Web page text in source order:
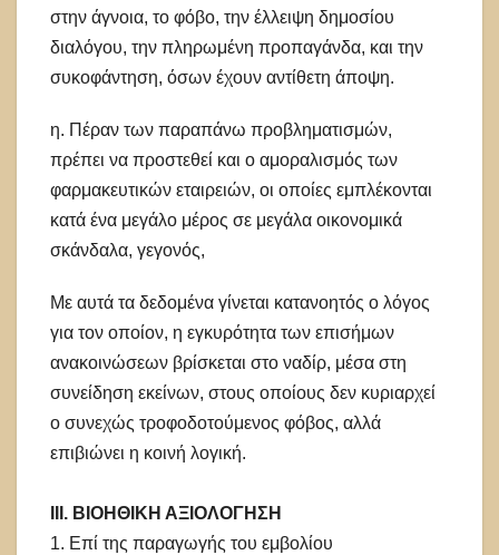
στην άγνοια, το φόβο, την έλλειψη δημοσίου
διαλόγου, την πληρωμένη προπαγάνδα, και την
συκοφάντηση, όσων έχουν αντίθετη άποψη.
η. Πέραν των παραπάνω προβληματισμών,
πρέπει να προστεθεί και ο αμοραλισμός των
φαρμακευτικών εταιρειών, οι οποίες εμπλέκονται
κατά ένα μεγάλο μέρος σε μεγάλα οικονομικά
σκάνδαλα, γεγονός,
Με αυτά τα δεδομένα γίνεται κατανοητός ο λόγος
για τον οποίον, η εγκυρότητα των επισήμων
ανακοινώσεων βρίσκεται στο ναδίρ, μέσα στη
συνείδηση εκείνων, στους οποίους δεν κυριαρχεί
ο συνεχώς τροφοδοτούμενος φόβος, αλλά
επιβιώνει η κοινή λογική.
ΙΙΙ. ΒΙΟΗΘΙΚΗ ΑΞΙΟΛΟΓΗΣΗ
1. Επί της παραγωγής του εμβολίου